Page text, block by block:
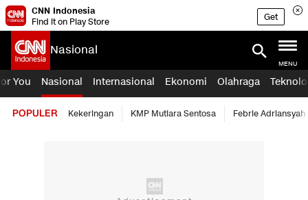
CNN Indonesia
Find it on Play Store
Get
Nasional
MENU
You Nasional Internasional Ekonomi Olahraga
POPULER Kekeringan KMP Mutiara Sentosa Febrie Adriansyah